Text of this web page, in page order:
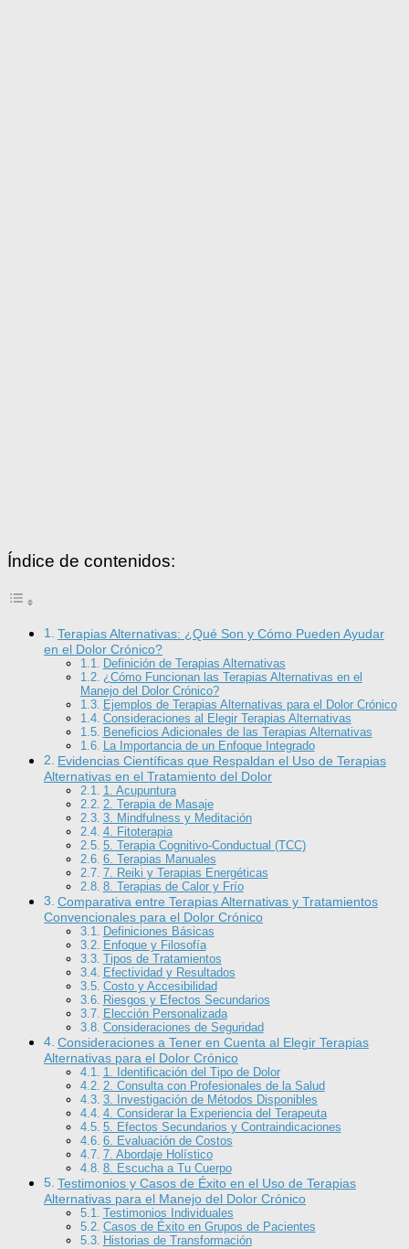
Índice de contenidos:
Terapias Alternativas: ¿Qué Son y Cómo Pueden Ayudar
en el Dolor Crónico?
Definición de Terapias Alternativas
¿Cómo Funcionan las Terapias Alternativas en el
Manejo del Dolor Crónico?
Ejemplos de Terapias Alternativas para el Dolor Crónico
Consideraciones al Elegir Terapias Alternativas
Beneficios Adicionales de las Terapias Alternativas
La Importancia de un Enfoque Integrado
Evidencias Científicas que Respaldan el Uso de Terapias
Alternativas en el Tratamiento del Dolor
1. Acupuntura
2. Terapia de Masaje
3. Mindfulness y Meditación
4. Fitoterapia
5. Terapia Cognitivo-Conductual (TCC)
6. Terapias Manuales
7. Reiki y Terapias Energéticas
8. Terapias de Calor y Frío
Comparativa entre Terapias Alternativas y Tratamientos
Convencionales para el Dolor Crónico
Definiciones Básicas
Enfoque y Filosofía
Tipos de Tratamientos
Efectividad y Resultados
Costo y Accesibilidad
Riesgos y Efectos Secundarios
Elección Personalizada
Consideraciones de Seguridad
Consideraciones a Tener en Cuenta al Elegir Terapias
Alternativas para el Dolor Crónico
1. Identificación del Tipo de Dolor
2. Consulta con Profesionales de la Salud
3. Investigación de Métodos Disponibles
4. Considerar la Experiencia del Terapeuta
5. Efectos Secundarios y Contraindicaciones
6. Evaluación de Costos
7. Abordaje Holístico
8. Escucha a Tu Cuerpo
Testimonios y Casos de Éxito en el Uso de Terapias
Alternativas para el Manejo del Dolor Crónico
Testimonios Individuales
Casos de Éxito en Grupos de Pacientes
Historias de Transformación